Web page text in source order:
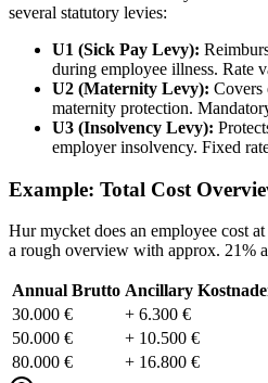
several statutory levies:
U1 (Sick Pay Levy):
during employee illness. Rate
U2 (Maternity Levy): Covers
maternity protection.
U3 (Insolvency Levy):
employer insolvency. Fixed
Example: Total Cost
Hur mycket does an employee cost
a rough overview with approx. 21%
Annual Brutto Ancillary
30.000 €
+ 6.300 €
50.000 €
+ 10.500 €
80.000 €
+ 16.800 €